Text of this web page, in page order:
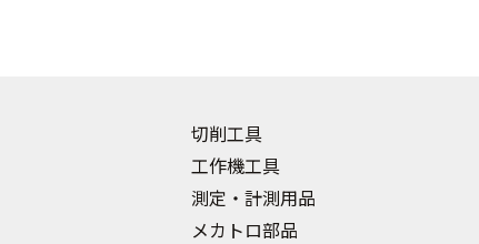
切削工具
工作機工具
測定・計測用品
メカトロ部品